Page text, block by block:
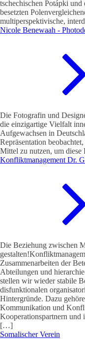
tschechischen Potápki
besetzten
multiperspektivische,
Nicole Benewaah -
Die Fotografin und
die einzigartige Vielfalt
Aufgewachsen in
Repräsentation
Mittel zu nutzen, um diese
Konfliktmanagement Dr.
Die Beziehung zwischen
Zusammenarbeiten der
Abteilungen und
stellen wir wieder stabile
disfunktionalen
Hintergründe. Dazu
Kommunikation und
Kooperationspartnern
[…]
Somalischer Verein